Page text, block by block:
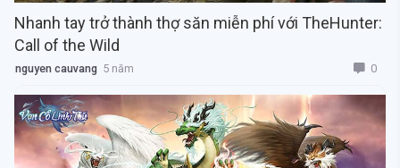
Nhanh tay trở thành thợ săn miễn phí với TheHunter:
Call of the Wild
nguyen cauvang 5 năm 0